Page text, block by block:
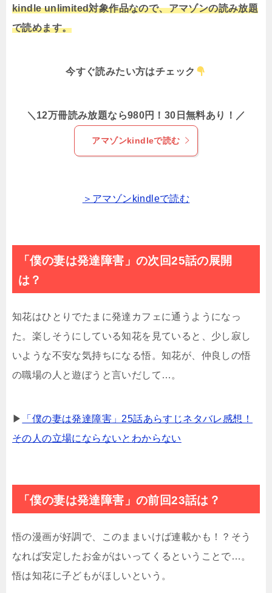
kindle unlimited対象作品なので、アマゾンの読み放題
で読めます。
今すぐ読みたい方はチェック
＼12万冊読み放題なら980円！30日無料あり！／
アマゾンkindleで読む
＞アマゾンkindleで読む
「僕の妻は発達障害」の次回25話の展開
は？
知花はひとりでたまに発達カフェに通うようになっ
た。楽しそうにしている知花を見ていると、少し寂し
いような不安な気持ちになる悟。知花が、仲良しの悟
の職場の人と遊ぼうと言いだして…。
▶
「僕の妻は発達障害」25話あらすじネタバレ感想！
その人の立場にならないとわからない
「僕の妻は発達障害」の前回23話は？
悟の漫画が好調で、このままいけば連載かも！？そう
なれば安定したお金がはいってくるということで…。
悟は知花に子どもがほしいという。